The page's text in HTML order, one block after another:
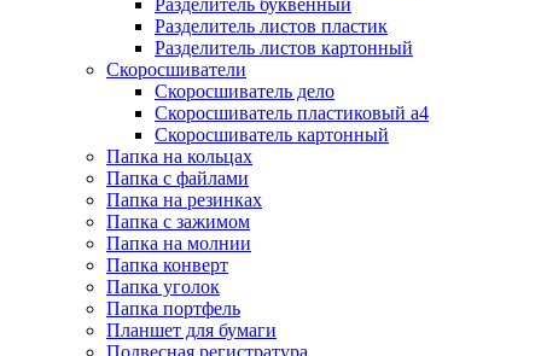
Разделитель буквенный
Разделитель листов пластик
Разделитель листов картонный
Скоросшиватели
Скоросшиватель дело
Скоросшиватель пластиковый а4
Скоросшиватель картонный
Папка на кольцах
Папка с файлами
Папка на резинках
Папка с зажимом
Папка на молнии
Папка конверт
Папка уголок
Папка портфель
Планшет для бумаги
Подвесная регистратура